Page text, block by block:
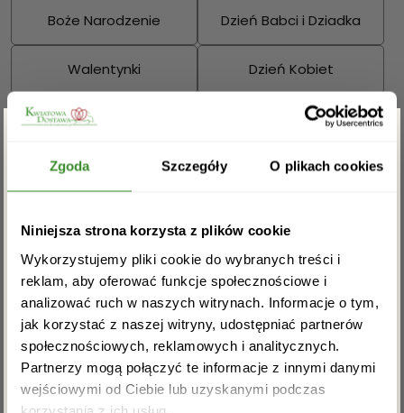
Zgoda Szczegóły O plikach cookies
Niniejsza strona korzysta z plików cookie
Wykorzystujemy pliki cookie do wybranych treści i
reklam, aby oferować funkcje społecznościowe i
analizować ruch w naszych witrynach. Informacje o tym,
jak korzystać z naszej witryny, udostępniać partnerów
społecznościowych, reklamowych i analitycznych.
Partnerzy mogą połączyć te informacje z innymi danymi
wejściowymi od Ciebie lub uzyskanymi podczas
korzystania z ich usług.
Boże Narodzenie Dzień Babci i Dziadka
Walentynki Dzień Kobiet
Wielkanoc Dzień Mamy
Dzień Ojca
Bukiety mieszane Kosze kwiatowe
Zgarnij rabat -5%
Zapisz się do newslettera i zgarnij
rabat na pierwsze zakupy!
Akceptuję regulamin i wyrażam zgodę na